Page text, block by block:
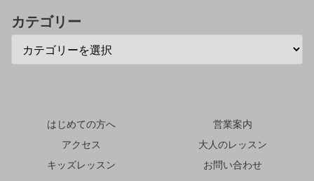
カテゴリー
はじめての方へ
営業案内
アクセス
大人のレッスン
キッズレッスン
お問い合わせ